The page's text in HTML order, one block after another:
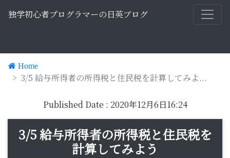
独学初心者プログラマーの日英ブログ
Home
3/5 給与所得者の所得税と住民税を計算してみよ...
Published Date : 2020年12月6日16:24
3/5 給与所得者の所得税と住民税を
計算してみよう